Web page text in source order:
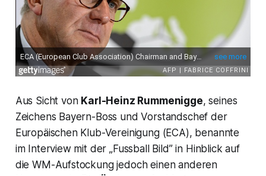
Aus Sicht von Karl-Heinz Rummenigge, seines
Zeichens Bayern-Boss und Vorstandschef der
Europäischen Klub-Vereinigung (ECA), benannte
im Interview mit der „Fussball Bild” in Hinblick auf
die WM-Aufstockung jedoch einen anderen